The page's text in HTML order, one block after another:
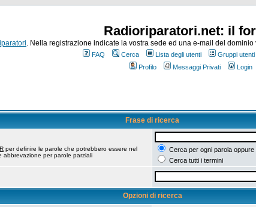
Radioriparatori.net: il
. Nella registrazione indicate la vostra sede ed una e-mail del
FAQ Cerca Lista degli utenti Gruppi utenti
Profilo
Messaggi Privati Login
Frase di ricerca
per definire le parole che potrebbero essere nel
abbrevazione per parole parziali
Cerca per ogni parola
Cerca tutti i termini
Opzioni di ricerca